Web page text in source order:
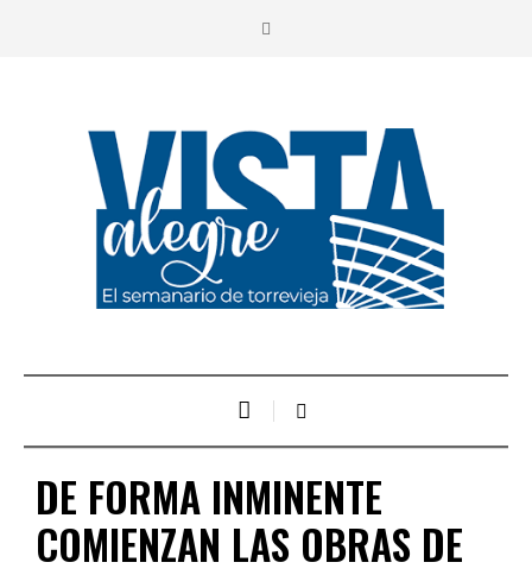
DE FORMA INMINENTE
COMIENZAN LAS OBRAS DE